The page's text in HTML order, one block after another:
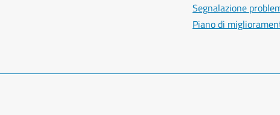
Segnalazione
Piano di